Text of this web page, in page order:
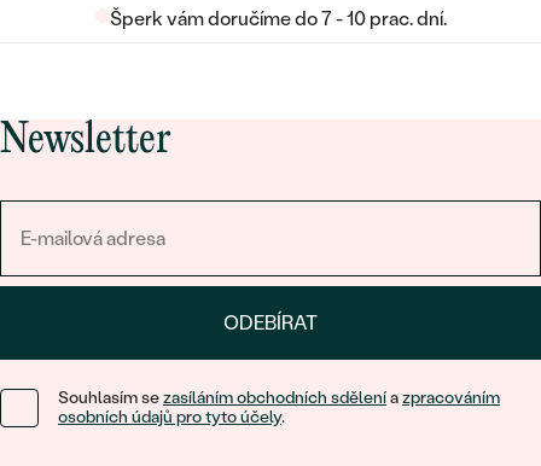
Šperk vám doručíme do 7 - 10 prac. dní.
Newsletter
ODEBÍRAT
Souhlasím sezasíláním obchodních sděleníazpracováním
osobních údajů pro tyto účely.